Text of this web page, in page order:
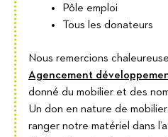
Pôle emploi
Tous les donateurs
Nous remercions
Agencement
donné du mobilier et des
Un don en nature de
ranger notre matériel dans